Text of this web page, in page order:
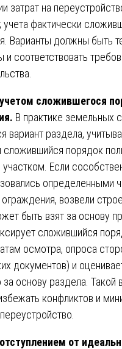
затрат на
учета фактически
Варианты должны быть
и соответствовать
сложившегося
В практике земельных
вариант раздела,
сложившийся порядок
Если
определенными
возвели
быть взят за основу
сложившийся
осмотра, опроса
документов) и
за основу раздела. Такой
конфликтов и
от